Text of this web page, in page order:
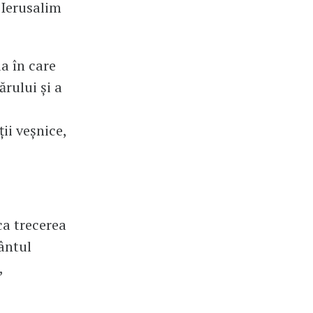
în care
şi a
veşnice,
trecerea